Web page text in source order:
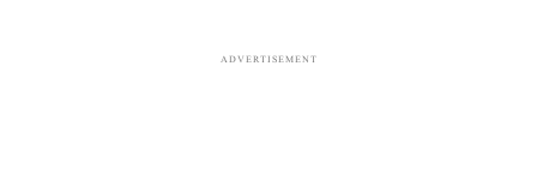
ADVERTISEMENT